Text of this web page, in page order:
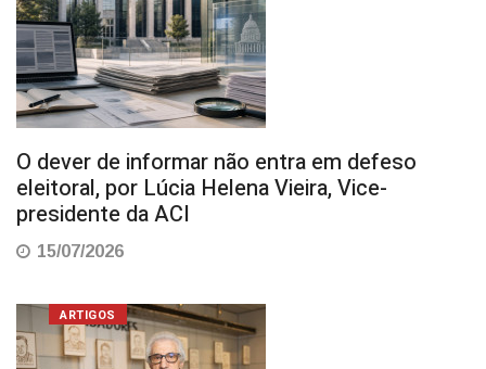
O dever de informar não entra em defeso
eleitoral, por Lúcia Helena Vieira, Vice-
presidente da ACI
15/07/2026
ARTIGOS